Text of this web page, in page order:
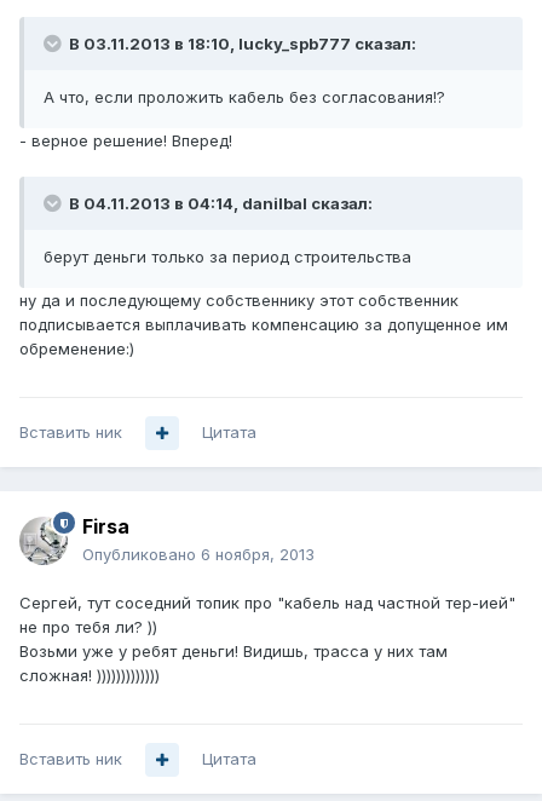
В 03.11.2013 в 18:10, lucky_spb777 сказал:
А что, если проложить кабель без согласования!?
- верное решение! Вперед!
В 04.11.2013 в 04:14, danilbal сказал:
берут деньги только за период строительства
ну да и последующему собственнику этот собственник
подписывается выплачивать компенсацию за допущенное им
обременение:)
Вставить ник Цитата
Firsa
Опубликовано 6 ноября, 2013
Сергей, тут соседний топик про "кабель над частной тер-ией"
не про тебя ли? ))
Возьми уже у ребят деньги! Видишь, трасса у них там
сложная! )))))))))))))
Вставить ник Цитата